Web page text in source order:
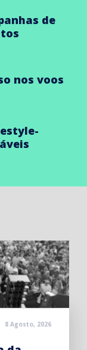
de
nos voos
8 Agosto, 2026